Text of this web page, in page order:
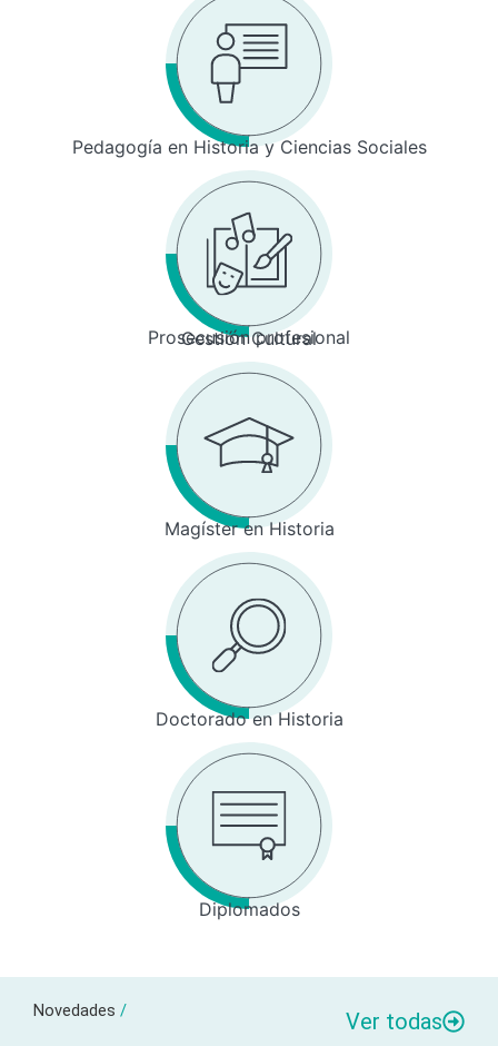
Pedagogía en Historia y Ciencias Sociales
Prosecusión profesional
Gestión Cultural
Magíster en Historia
Doctorado en Historia
Diplomados
Novedades / Ver todas